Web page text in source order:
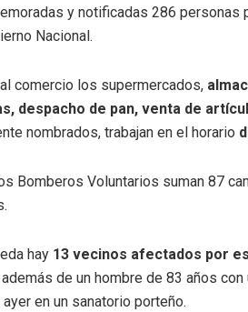
y notificadas 286
Nacional.
comercio los supermercados,
despacho de pan, venta de
nombrados, trabajan en el horario
Bomberos Voluntarios suman 87
hay 13 vecinos afectados por
de un hombre de 83 años
en un sanatorio porteño.